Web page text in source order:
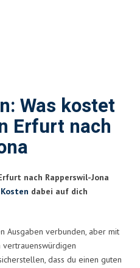
Was kostet
Erfurt nach
nach Rapperswil-Jona
Kosten dabei auf dich
Ausgaben verbunden, aber mit
dass du einen guten